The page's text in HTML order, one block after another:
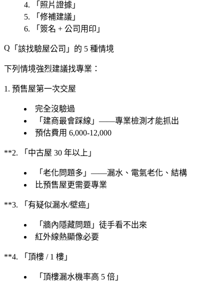
「照片證據」
「修補建議」
「簽名 + 公司用印」
「該找驗屋公司」的 5 種情境
下列情境強烈建議找專業：
1. 預售屋第一次交屋
完全沒驗過
「建商最會踩線」——專業檢測才能抓出
預估費用 6,000-12,000
**2. 「中古屋 30 年以上」
「老化問題多」——漏水、電氣老化、結構
比預售屋更需要專業
**3. 「有疑似漏水/壁癌」
「牆內隱藏問題」徒手看不出來
紅外線熱顯像必要
**4. 「頂樓 / 1 樓」
「頂樓漏水機率高 5 倍」